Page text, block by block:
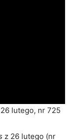
lutego, nr 725
z 26 lutego (nr